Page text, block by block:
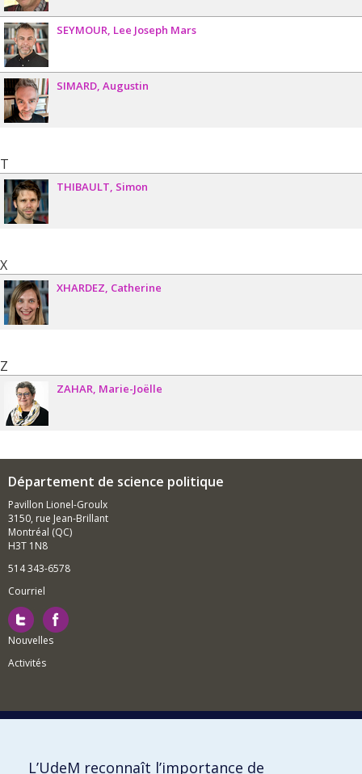
SEYMOUR Lee Joseph Mars
SIMARD Augustin
T
THIBAULT Simon
X
XHARDEZ Catherine
Z
ZAHAR Marie-Joëlle
Département de science politique
Pavillon Lionel-Groulx
3150, rue Jean-Brillant
Montréal (QC)
H3T 1N8
514 343-6578
Courriel
Nouvelles
Activités
Comment soutenir le Département?
L’UdeM reconnaît l’importance de